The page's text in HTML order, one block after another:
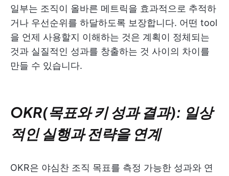
일부는 조직이 올바른 메트릭을 효과적으로 추적하
거나 우선순위를 하달하도록 보장합니다. 어떤 tool
을 언제 사용할지 이해하는 것은 계획이 정체되는
것과 실질적인 성과를 창출하는 것 사이의 차이를
만들 수 있습니다.
OKR(목표와 키 성과 결과): 일상
적인 실행과 전략을 연계
OKR은 야심찬 조직 목표를 측정 가능한 성과와 연